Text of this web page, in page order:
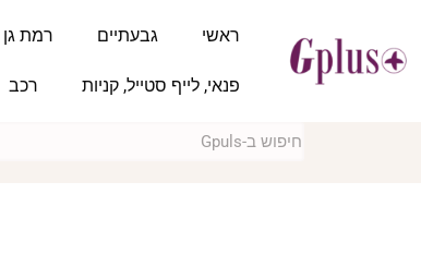
ראשי גבעתיים רמת גן
פנאי, לייף סטייל, קניות רכב